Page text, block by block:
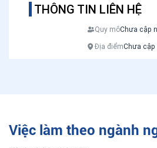
THÔNG TIN LIÊN HỆ
Quy môChưa cập
Địa điểmChưa cập
Việc làm theo ngành